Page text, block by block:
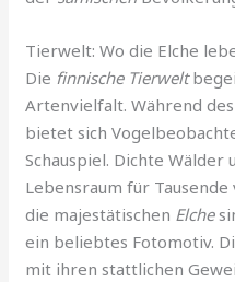
Tierwelt: Wo die Elche
Die finnische Tierwelt
Artenvielfalt. Während
bietet sich
Schauspiel. Dichte Wälder
Lebensraum für
die majestätischen Elche
ein beliebtes Fotomotiv.
mit ihren stattlichen